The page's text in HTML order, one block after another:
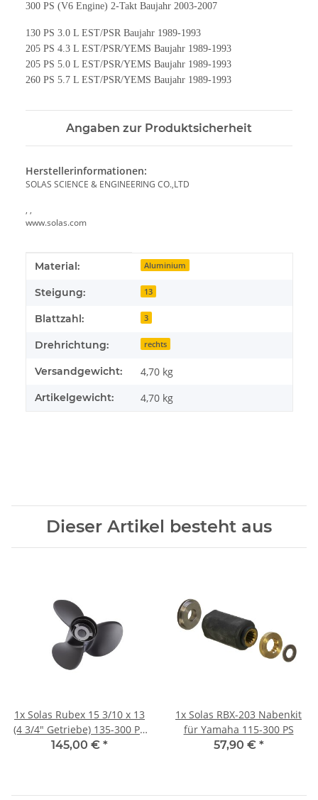
300 PS (V6 Engine) 2-Takt Baujahr 2003-2007
130 PS 3.0 L EST/PSR Baujahr 1989-1993
205 PS 4.3 L EST/PSR/YEMS Baujahr 1989-1993
205 PS 5.0 L EST/PSR/YEMS Baujahr 1989-1993
260 PS 5.7 L EST/PSR/YEMS Baujahr 1989-1993
Angaben zur Produktsicherheit
Herstellerinformationen:
SOLAS SCIENCE & ENGINEERING CO.,LTD
, ,
www.solas.com
Produkteigenschaft
Wert
Material: Aluminium
Steigung: 13
Blattzahl: 3
Drehrichtung: rechts
Versandgewicht: 4,70 kg
Artikelgewicht: 4,70 kg
Dieser Artikel besteht aus
1x Solas Rubex 15 3/10 x 13
(4 3/4" Getriebe) 135-300 PS
Rechtsdrehend Aluminium
145,00 € *
1x Solas RBX-203 Nabenkit
für Yamaha 115-300 PS
57,90 € *